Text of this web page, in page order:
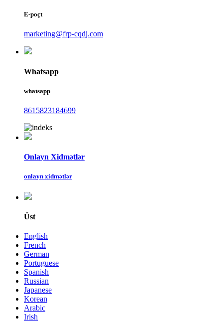
E-poçt
marketing@frp-cqdj.com
Whatsapp
whatsapp
8615823184699
Onlayn Xidmətlər
onlayn xidmətlər
Üst
English
French
German
Portuguese
Spanish
Russian
Japanese
Korean
Arabic
Irish